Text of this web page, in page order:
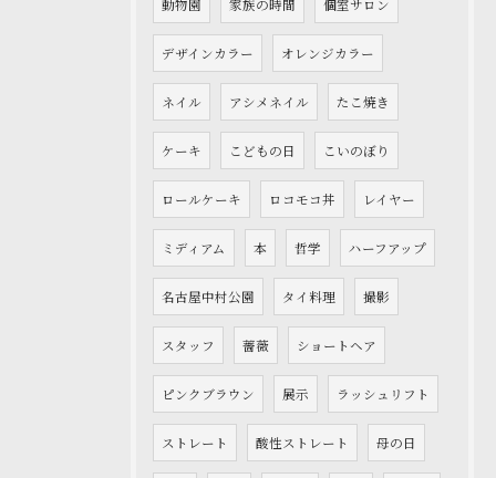
動物園 家族の時間 個室サロン
デザインカラー オレンジカラー
ネイル アシメネイル たこ焼き
ケーキ こどもの日 こいのぼり
ロールケーキ ロコモコ丼 レイヤー
ミディアム 本 哲学 ハーフアップ
名古屋中村公園 タイ料理 撮影
スタッフ 薔薇 ショートヘア
ピンクブラウン 展示 ラッシュリフト
ストレート 酸性ストレート 母の日